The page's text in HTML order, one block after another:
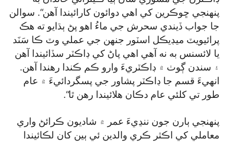
پنهنجي ڇوڪرين کي اهي دوائون کارائيندا آهن“. سوالن
جا جواب ڏيندي سحرش جي ماءُ اهو پڻ ٻڌايو ته هڪ
پرائيويٽ ميڊيڪل اسٽور جنهن جي عملي وٽ ڪا سَنَد
يا لائسنس به نه آهي اهي پاڻ کي ڊاڪٽر سڏائيندا آهن
۽ سندن ڳوٺ ۾ ڊاڪٽريءَ وارو ڪم ڪندا رهندا آهن.
انهيءَ قسم جا ڊاڪٽر پشاور جي پسگردائيءَ ۾ عام
طور تي کلئي عام دڪان هلائيندا رهن ٿا“.
پنهنجي ٻارن جون ننڍيءَ عمر ۾ شاديون ڪرائڻ واري
معاملي کي اڪثر ڪري والدين ئي ٻين کان لڪائيندا